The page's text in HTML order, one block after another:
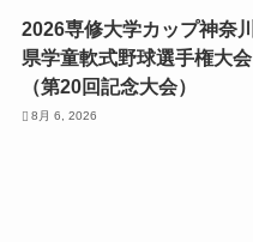
2026専修大学カップ神奈川
県学童軟式野球選手権大会
（第20回記念大会）
8月 6, 2026